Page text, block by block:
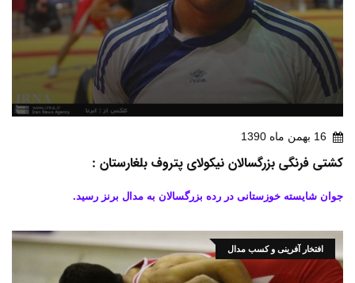
16 بهمن ماه 1390
کشتی فرنگی بزرگسالان نیکولای پتروف بلغارستان :
جوان شایسته خوزستانی در رده بزرگسالان به مدال برنز رسید.
افتخار آفرینی و کسب مدال